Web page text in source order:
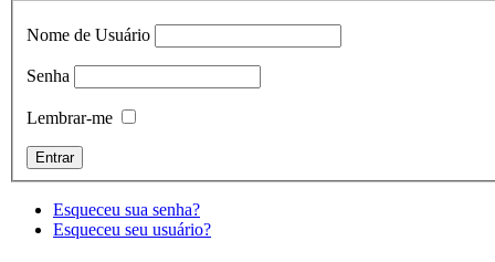
Nome de Usuário
Senha
Lembrar-me
Esqueceu sua senha?
Esqueceu seu usuário?